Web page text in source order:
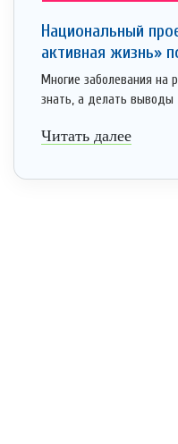
Национальный
активная жизнь»
Многие заболевания на
знать, а делать выводы
Читать далее